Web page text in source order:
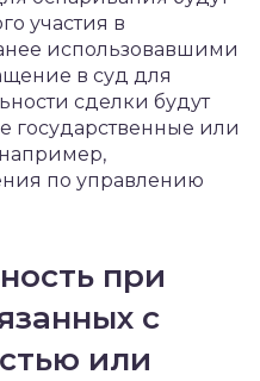
участия в
использовавшими
в суд для
сделки будут
государственные или
по управлению
при
с
или